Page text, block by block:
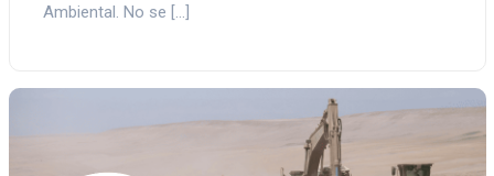
Ambiental. No se […]